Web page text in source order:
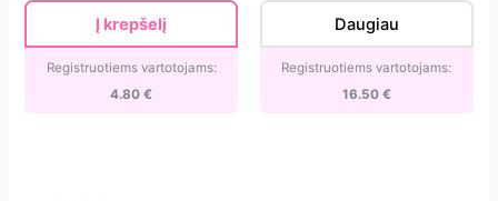
15ml
8.00 €.4.80 €.
Į krepšelį
Registruotiems vartotojams:
4.80€
TPO/HEMA
27.50 €.16.50 €.
Daugiau
Registruotiems vartotojams:
16.50 €